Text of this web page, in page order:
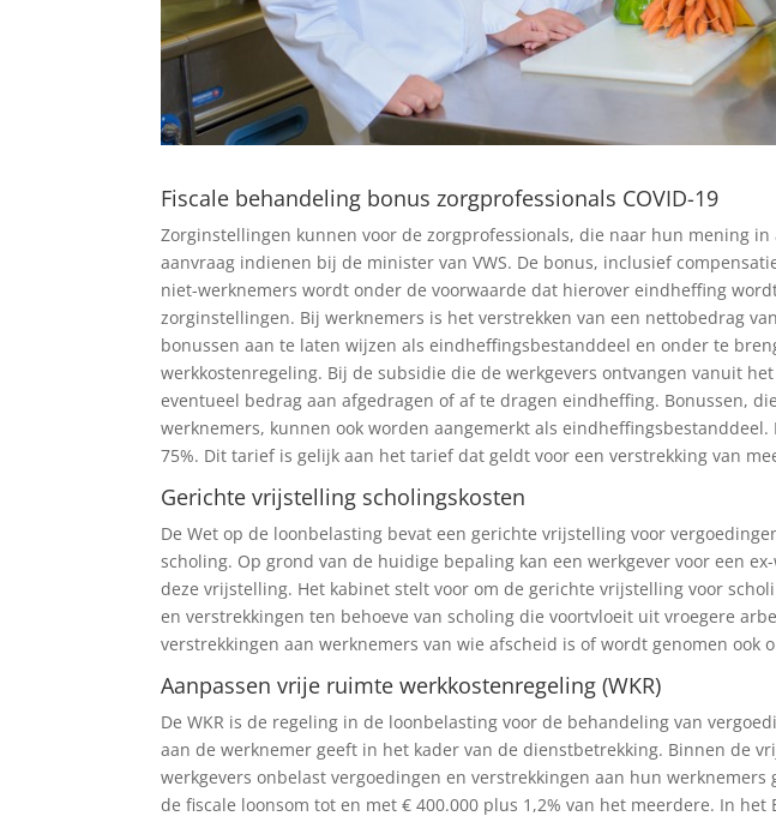
Fiscale behandeling bonus zorgprofessionals COVID-19
Zorginstellingen kunnen voor de zorgprofessionals, die naar hun mening
aanvraag indienen bij de minister van VWS. De bonus, inclusief
niet-werknemers wordt onder de voorwaarde dat hierover eindheffing
zorginstellingen. Bij werknemers is het verstrekken van een nettobedrag
bonussen aan te laten wijzen als eindheffingsbestanddeel en onder te
werkkostenregeling. Bij de subsidie die de werkgevers ontvangen vanuit
eventueel bedrag aan afgedragen of af te dragen eindheffing. Bonussen,
werknemers, kunnen ook worden aangemerkt als
75%. Dit tarief is gelijk aan het tarief dat geldt voor een verstrekking van
Gerichte vrijstelling scholingskosten
De Wet op de loonbelasting bevat een gerichte vrijstelling voor
scholing. Op grond van de huidige bepaling kan een werkgever voor een
deze vrijstelling. Het kabinet stelt voor om de gerichte vrijstelling voor
en verstrekkingen ten behoeve van scholing die voortvloeit uit vroegere
verstrekkingen aan werknemers van wie afscheid is of wordt genomen ook
Aanpassen vrije ruimte werkkostenregeling (WKR)
De WKR is de regeling in de loonbelasting voor de behandeling van
aan de werknemer geeft in het kader van de dienstbetrekking. Binnen de
werkgevers onbelast vergoedingen en verstrekkingen aan hun werknemers
de fiscale loonsom tot en met € 400.000 plus 1,2% van het meerdere. In